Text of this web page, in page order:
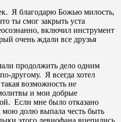
Я благодарю Божью милость,
ты смог закрыть уста
включил инструмент
очень ждали все друзья
продолжить дело одним
другому. Я всегда хотел
возможность не
и мои добрые
Если мне было отказано
долю выпала честь быть